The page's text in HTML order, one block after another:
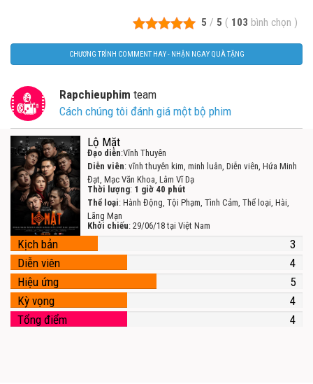
5 / 5 ( 103 bình chọn )
CHƯƠNG TRÌNH COMMENT HAY - NHẬN NGAY QUÀ TẶNG
Rapchieuphim team
Cách chúng tôi đánh giá một bộ phim
Lộ Mặt
Đạo diễn:Vĩnh Thuyên
Diễn viên: vĩnh thuyên kim, minh luân, Diễn viên, Hứa Minh
Đạt, Mạc Văn Khoa, Lâm Vĩ Dạ
Thời lượng: 1 giờ 40 phút
Thể loại: Hành Động, Tội Phạm, Tình Cảm, Thể loại, Hài,
Lãng Mạn
Khởi chiếu: 29/06/18 tại Việt Nam
Kịch bản
3
Diễn viên
4
Hiệu ứng
5
Kỳ vọng
4
Tổng điểm
4